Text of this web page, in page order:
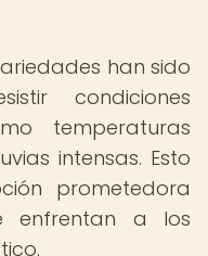
han sido
condiciones
temperaturas
intensas. Esto
prometedora
enfrentan a los